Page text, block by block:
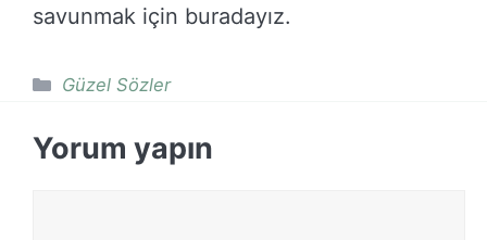
savunmak için buradayız.
Kategoriler
Güzel Sözler
Yorum yapın